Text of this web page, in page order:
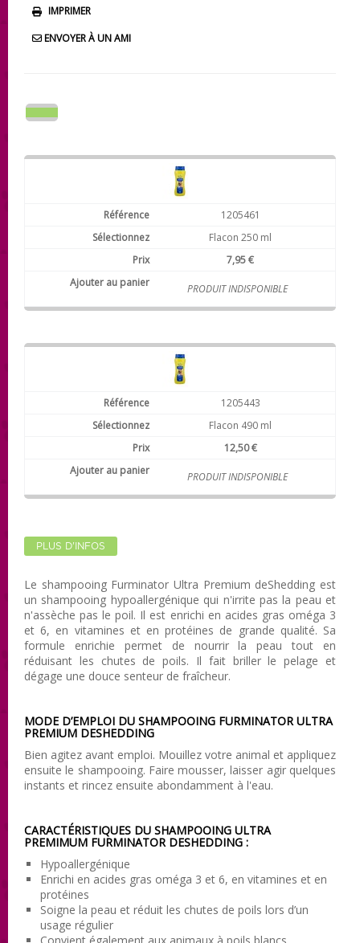
IMPRIMER
ENVOYER À UN AMI
1205461
Flacon 250 ml
7,95 €
PRODUIT INDISPONIBLE
1205443
Flacon 490 ml
12,50 €
PRODUIT INDISPONIBLE
PLUS D'INFOS
Le shampooing Furminator Ultra Premium deShedding est
un shampooing hypoallergénique qui n'irrite pas la peau et
n'assèche pas le poil. Il est enrichi en acides gras oméga 3
et 6, en vitamines et en protéines de grande qualité. Sa
formule enrichie permet de nourrir la peau tout en
réduisant les chutes de poils. Il fait briller le pelage et
dégage une douce senteur de fraîcheur.
MODE D’EMPLOI DU SHAMPOOING FURMINATOR ULTRA
PREMIUM DESHEDDING
Bien agitez avant emploi. Mouillez votre animal et appliquez
ensuite le shampooing. Faire mousser, laisser agir quelques
instants et rincez ensuite abondamment à l'eau.
CARACTÉRISTIQUES DU SHAMPOOING ULTRA
PREMIMUM FURMINATOR DESHEDDING :
Hypoallergénique
Enrichi en acides gras oméga 3 et 6, en vitamines et en
protéines
Soigne la peau et réduit les chutes de poils lors d’un
usage régulier
Convient également aux animaux à poils blancs